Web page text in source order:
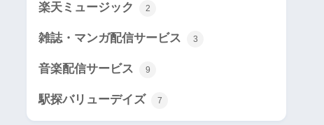
楽天ミュージック 2
雑誌・マンガ配信サービス 3
音楽配信サービス 9
駅探バリューデイズ 7